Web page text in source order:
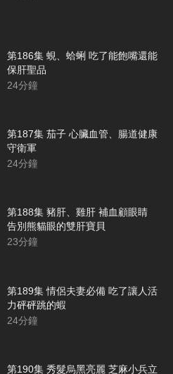
第186集 蜆、蛤蜊 吃了能飽嘴還能
保肝聖品
24分鐘
第187集 茄子 心臟血管、腸道健康
守衛軍
24分鐘
第188集 豬肝、雞肝 補血顧眼睛
告別熊貓眼的雙肝寶貝
23分鐘
第189集 情侶夫妻必備 吃了讓人活
力砰砰跳的蝦
24分鐘
第190集 秀髮烏黑亮麗 芝麻小兵立